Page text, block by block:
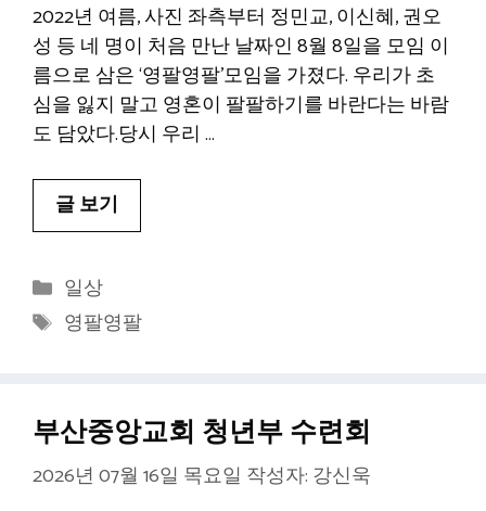
2022년 여름, 사진 좌측부터 정민교, 이신혜, 권오
성 등 네 명이 처음 만난 날짜인 8월 8일을 모임 이
름으로 삼은 ‘영팔영팔’모임을 가졌다. 우리가 초
심을 잃지 말고 영혼이 팔팔하기를 바란다는 바람
도 담았다.당시 우리 …
글 보기
카
테
고
일상
태
영팔영팔
부산중앙교회 청년부 수련회
2026년 07월 16일 목요일 작성자: 강신욱